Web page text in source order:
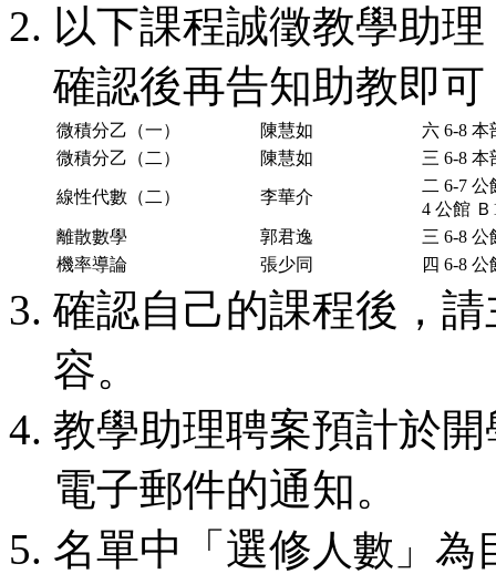
以下課程誠徵教學助
確認後再告知助教即可
微積分乙（一） 陳慧如
六 6-8 本
微積分乙（二）
陳慧如 三 6-8 本
線性代數（二） 李華介
二 6-7 公
4 公館 Ｂ
離散數學
郭君逸
三 6-8 公
機率導論
張少同 四 6-8 公
確認自己的課程後，
容。
教學助理聘案預計於
電子郵件的通知。
名單中「選修 人數 」